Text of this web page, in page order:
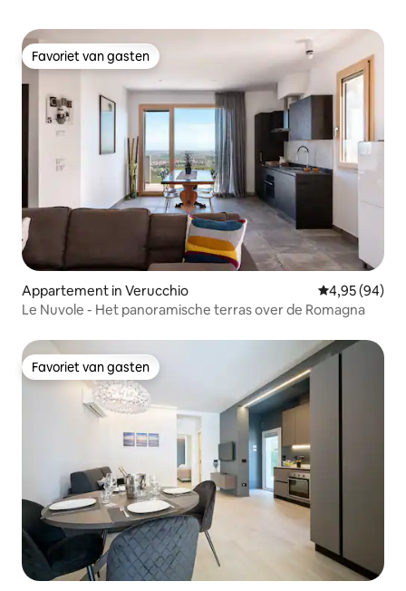
Favoriet van gasten
Favoriet van gasten
Appartement in Verucchio Gemiddelde
4,95 (94)
Le Nuvole - Het panoramische terras over de Romagna
Favoriet van gasten
Favoriet van gasten